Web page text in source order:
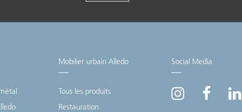
Mobilier urbain Alledo
Tous les produits
Restauration
Social Media